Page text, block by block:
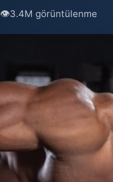
👁3.4M görüntülenme